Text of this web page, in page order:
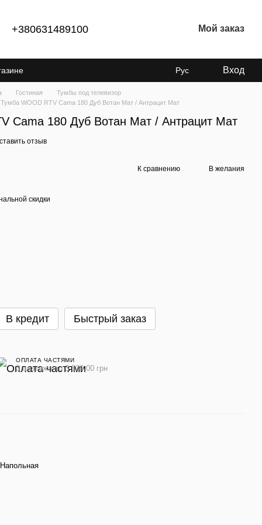
+380631489100 Мой заказ
Рус Вход
Гостиная
Тумбы под телевизор
WOOD RTV Cama 180 Дуб Вотан Мат / Антрацит Мат
Cama 180 Дуб Вотан Мат / Антрацит Мат
отзыв
К сравнению В желания
скидки
В кредит Быстрый заказ
ОПЛАТА ЧАСТЯМИ
3 платежа по 3 339.00 грн